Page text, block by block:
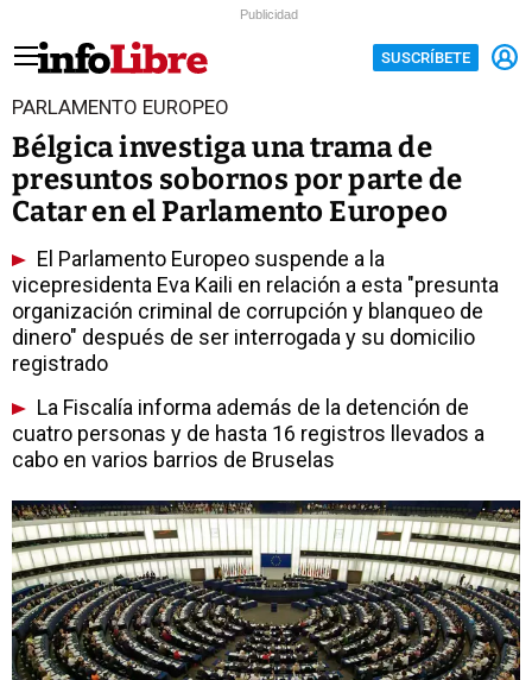
Publicidad
SUSCRÍBETE
PARLAMENTO EUROPEO
Bélgica investiga una trama de
presuntos sobornos por parte de
Catar en el Parlamento Europeo
El Parlamento Europeo suspende a la
vicepresidenta Eva Kaili en relación a esta "presunta
organización criminal de corrupción y blanqueo de
dinero" después de ser interrogada y su domicilio
registrado
La Fiscalía informa además de la detención de
cuatro personas y de hasta 16 registros llevados a
cabo en varios barrios de Bruselas